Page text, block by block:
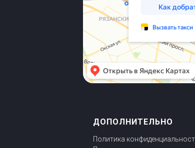
ДОПОЛНИТЕЛЬНО
Политика